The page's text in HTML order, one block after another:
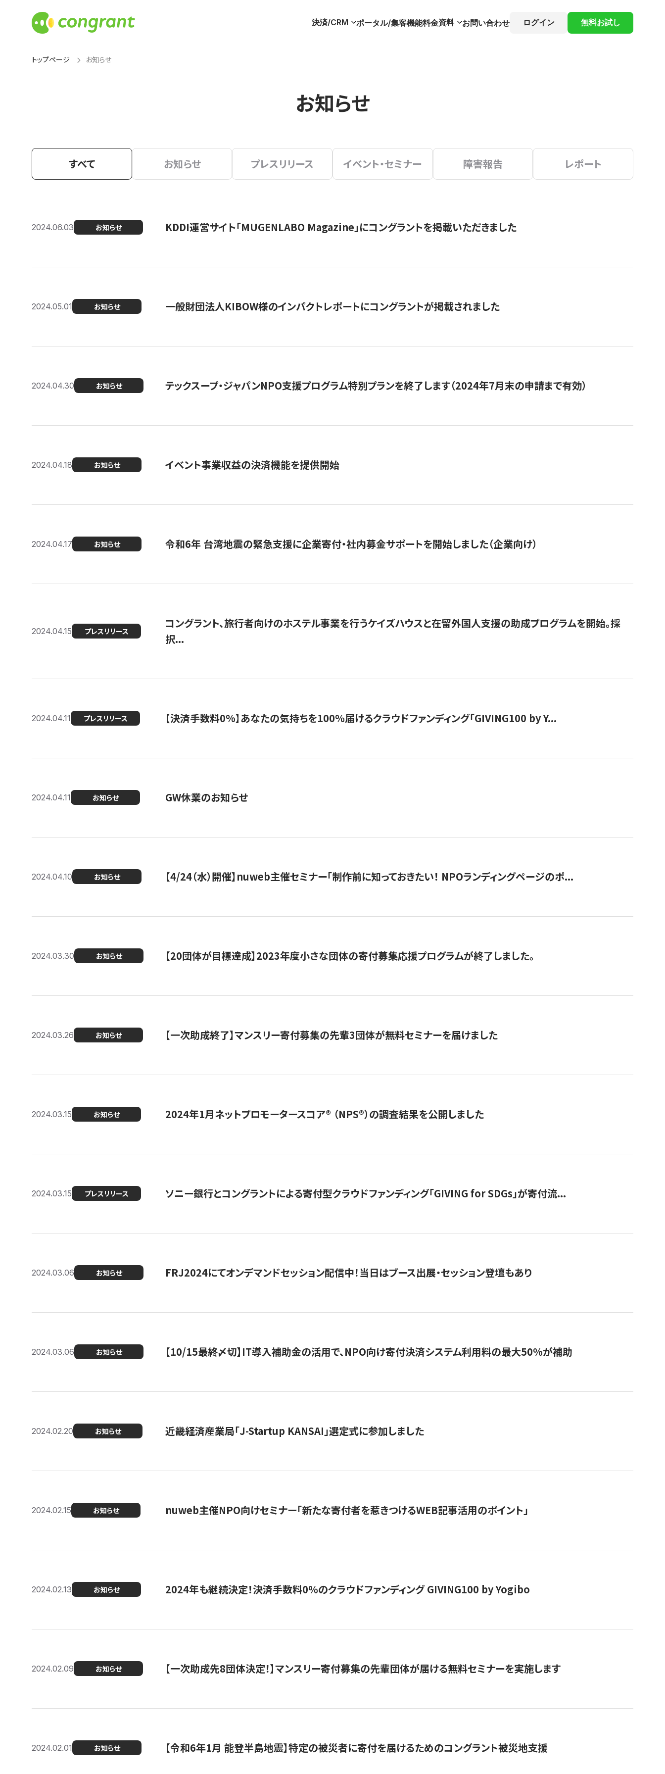
決済/CRM ポータル/集客機能料金資料 お問い合わせ ログイン 無料お試し
トップページ お知らせ
お知らせ
すべて お知らせ プレスリリース イベント・セミナー 障害報告 レポート
2024.06.03 お知らせ KDDI運営サイト「MUGENLABO Magazine」にコングラントを掲載いただきました
2024.05.01 お知らせ 一般財団法人KIBOW様のインパクトレポートにコングラントが掲載されました
2024.04.30 お知らせ テックスープ・ジャパンNPO支援プログラム特別プランを終了します（2024年7月末の申請まで有効）
2024.04.18 お知らせ イベント事業収益の決済機能を提供開始
2024.04.17 お知らせ 令和6年 台湾地震の緊急支援に企業寄付・社内募金サポートを開始しました（企業向け）
2024.04.15 プレスリリース
コングラント、旅行者向けのホステル事業を行うケイズハウスと在留外国人支援の助成プログラムを開始。採
択...
2024.04.11 プレスリリース 【決済手数料0%】あなたの気持ちを100％届けるクラウドファンディング「GIVING100 by Y...
2024.04.11 お知らせ GW休業のお知らせ
2024.04.10 お知らせ 【4/24（水）開催】nuweb主催セミナー「制作前に知っておきたい！ NPOランディングページのポ...
2024.03.30 お知らせ 【20団体が目標達成】2023年度小さな団体の寄付募集応援プログラムが終了しました。
2024.03.26 お知らせ 【一次助成終了】マンスリー寄付募集の先輩3団体が無料セミナーを届けました
2024.03.15 お知らせ 2024年1月ネットプロモータースコア®︎ （NPS®︎）の調査結果を公開しました
2024.03.15 プレスリリース ソニー銀行とコングラントによる寄付型クラウドファンディング「GIVING for SDGs」が寄付流...
2024.03.06 お知らせ FRJ2024にてオンデマンドセッション配信中！当日はブース出展・セッション登壇もあり
2024.03.06 お知らせ 【10/15最終〆切】IT導入補助金の活用で、NPO向け寄付決済システム利用料の最大50%が補助
2024.02.20 お知らせ 近畿経済産業局「J-Startup KANSAI」選定式に参加しました
2024.02.15 お知らせ nuweb主催NPO向けセミナー「新たな寄付者を惹きつけるWEB記事活用のポイント」
2024.02.13 お知らせ 2024年も継続決定！決済手数料0％のクラウドファンディング GIVING100 by Yogibo
2024.02.09 お知らせ 【一次助成先8団体決定！】マンスリー寄付募集の先輩団体が届ける無料セミナーを実施します
2024.02.01 お知らせ 【令和6年1月 能登半島地震】特定の被災者に寄付を届けるためのコングラント被災地支援